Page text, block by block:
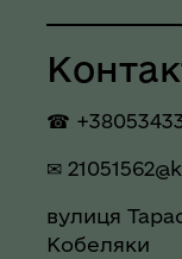
правнича
☎
✉
вулиця
Кобеляки